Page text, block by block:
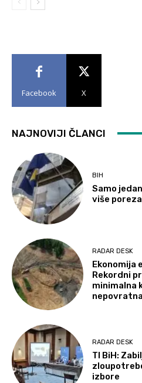
Facebook X
NAJNOVIJI ČLANCI
BIH
Samo
više
RADAR DESK
Ekonomija
Rekordni
minimalna
RADAR DESK
TI BiH:
izbore